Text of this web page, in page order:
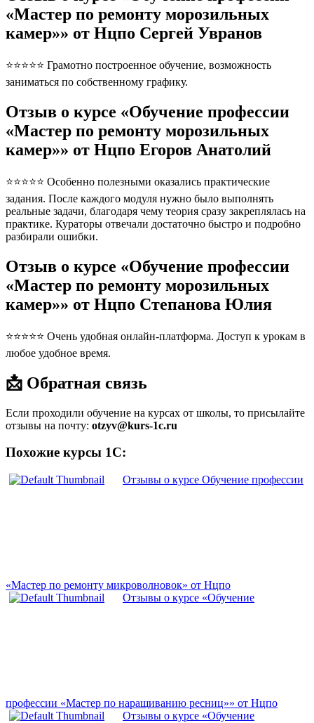
«Мастер по ремонту морозильных
камер»» от Нцпо Сергей Увранов
⭐⭐⭐⭐⭐ Грамотно построенное обучение, возможность
заниматься по собственному графику.
Отзыв о курсе «Обучение профессии
«Мастер по ремонту морозильных
камер»» от Нцпо Егоров Анатолий
⭐⭐⭐⭐⭐ Особенно полезными оказались практические
задания. После каждого модуля нужно было выполнять
реальные задачи, благодаря чему теория сразу закреплялась на
практике. Кураторы отвечали достаточно быстро и подробно
разбирали ошибки.
Отзыв о курсе «Обучение профессии
«Мастер по ремонту морозильных
камер»» от Нцпо Степанова Юлия
⭐⭐⭐⭐⭐ Очень удобная онлайн-платформа. Доступ к урокам в
любое удобное время.
📩 Обратная связь
Если проходили обучение на курсах от школы, то присылайте
отзывы на почту: otzyv@kurs-1c.ru
Похожие курсы 1С:
Отзывы о курсе Обучение профессии
«Мастер по ремонту микроволновок» от Нцпо
Отзывы о курсе «Обучение
профессии «Мастер по наращиванию ресниц»» от Нцпо
Отзывы о курсе «Обучение